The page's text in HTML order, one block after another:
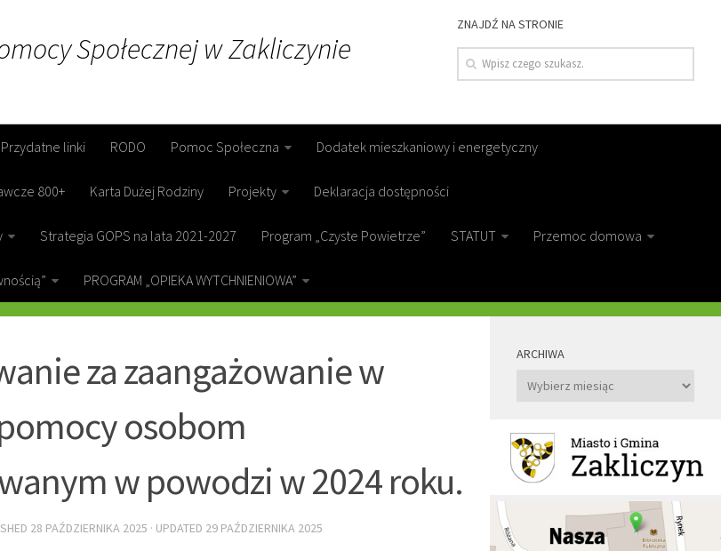
Społecznej w Zakliczynie
ZNAJDŹ NA STRONIE
Przydatne linki RODO Pomoc Społeczna Dodatek mieszkaniowy i energetyczny
800+ Karta Dużej Rodziny Projekty Deklaracja dostępności
Strategia GOPS na lata 2021-2027 Program „Czyste Powietrze” STATUT Przemoc domowa
PROGRAM „OPIEKA WYTCHNIENIOWA”
za zaangażowanie w
osobom
w powodzi w 2024 roku.
28 PAŹDZIERNIKA 2025 · UPDATED 29 PAŹDZIERNIKA 2025
ARCHIWA
Archiwa